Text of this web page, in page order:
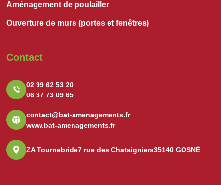
Aménagement de poulailler
Ouverture de murs (portes et fenêtres)
Contact
02 99 62 53 20
06 37 73 09 65
contact@bat-amenagements.fr
www.bat-amenagements.fr
ZA Tournebride7 rue des Chataigniers35140 GOSNÉ